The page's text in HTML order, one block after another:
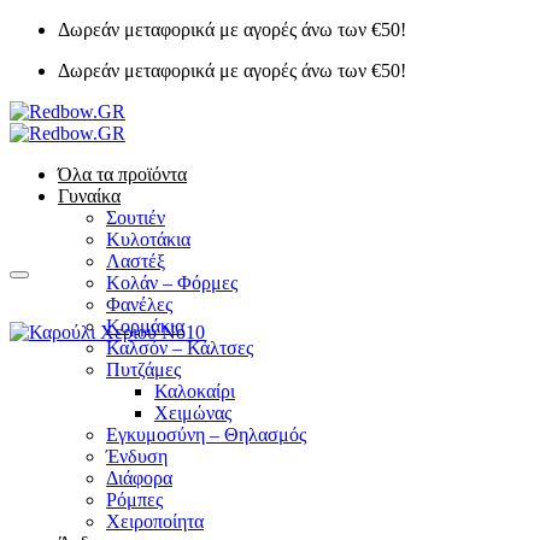
Μετάβαση
περιεχόμενο
Δωρεάν μεταφορικά με αγορές άνω των €50!
Δωρεάν μεταφορικά με αγορές άνω των €50!
Όλα τα προϊόντα
Γυναίκα
Σουτιέν
Κυλοτάκια
Λαστέξ
Κολάν – Φόρμες
Φανέλες
Κορμάκια
Καλσόν – Κάλτσες
Πυτζάμες
Καλοκαίρι
Χειμώνας
Εγκυμοσύνη – Θηλασμός
Ένδυση
Διάφορα
Ρόμπες
Χειροποίητα